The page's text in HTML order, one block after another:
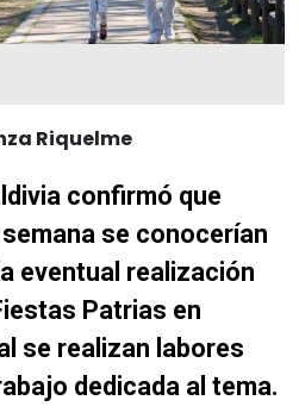
Riquelme
confirmó que
se conocerían
eventual realización
Patrias en
se realizan labores
dedicada al tema.